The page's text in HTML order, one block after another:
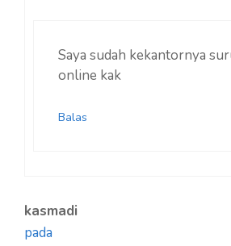
Saya sudah kekantornya
online kak
Balas
kasmadi
pada